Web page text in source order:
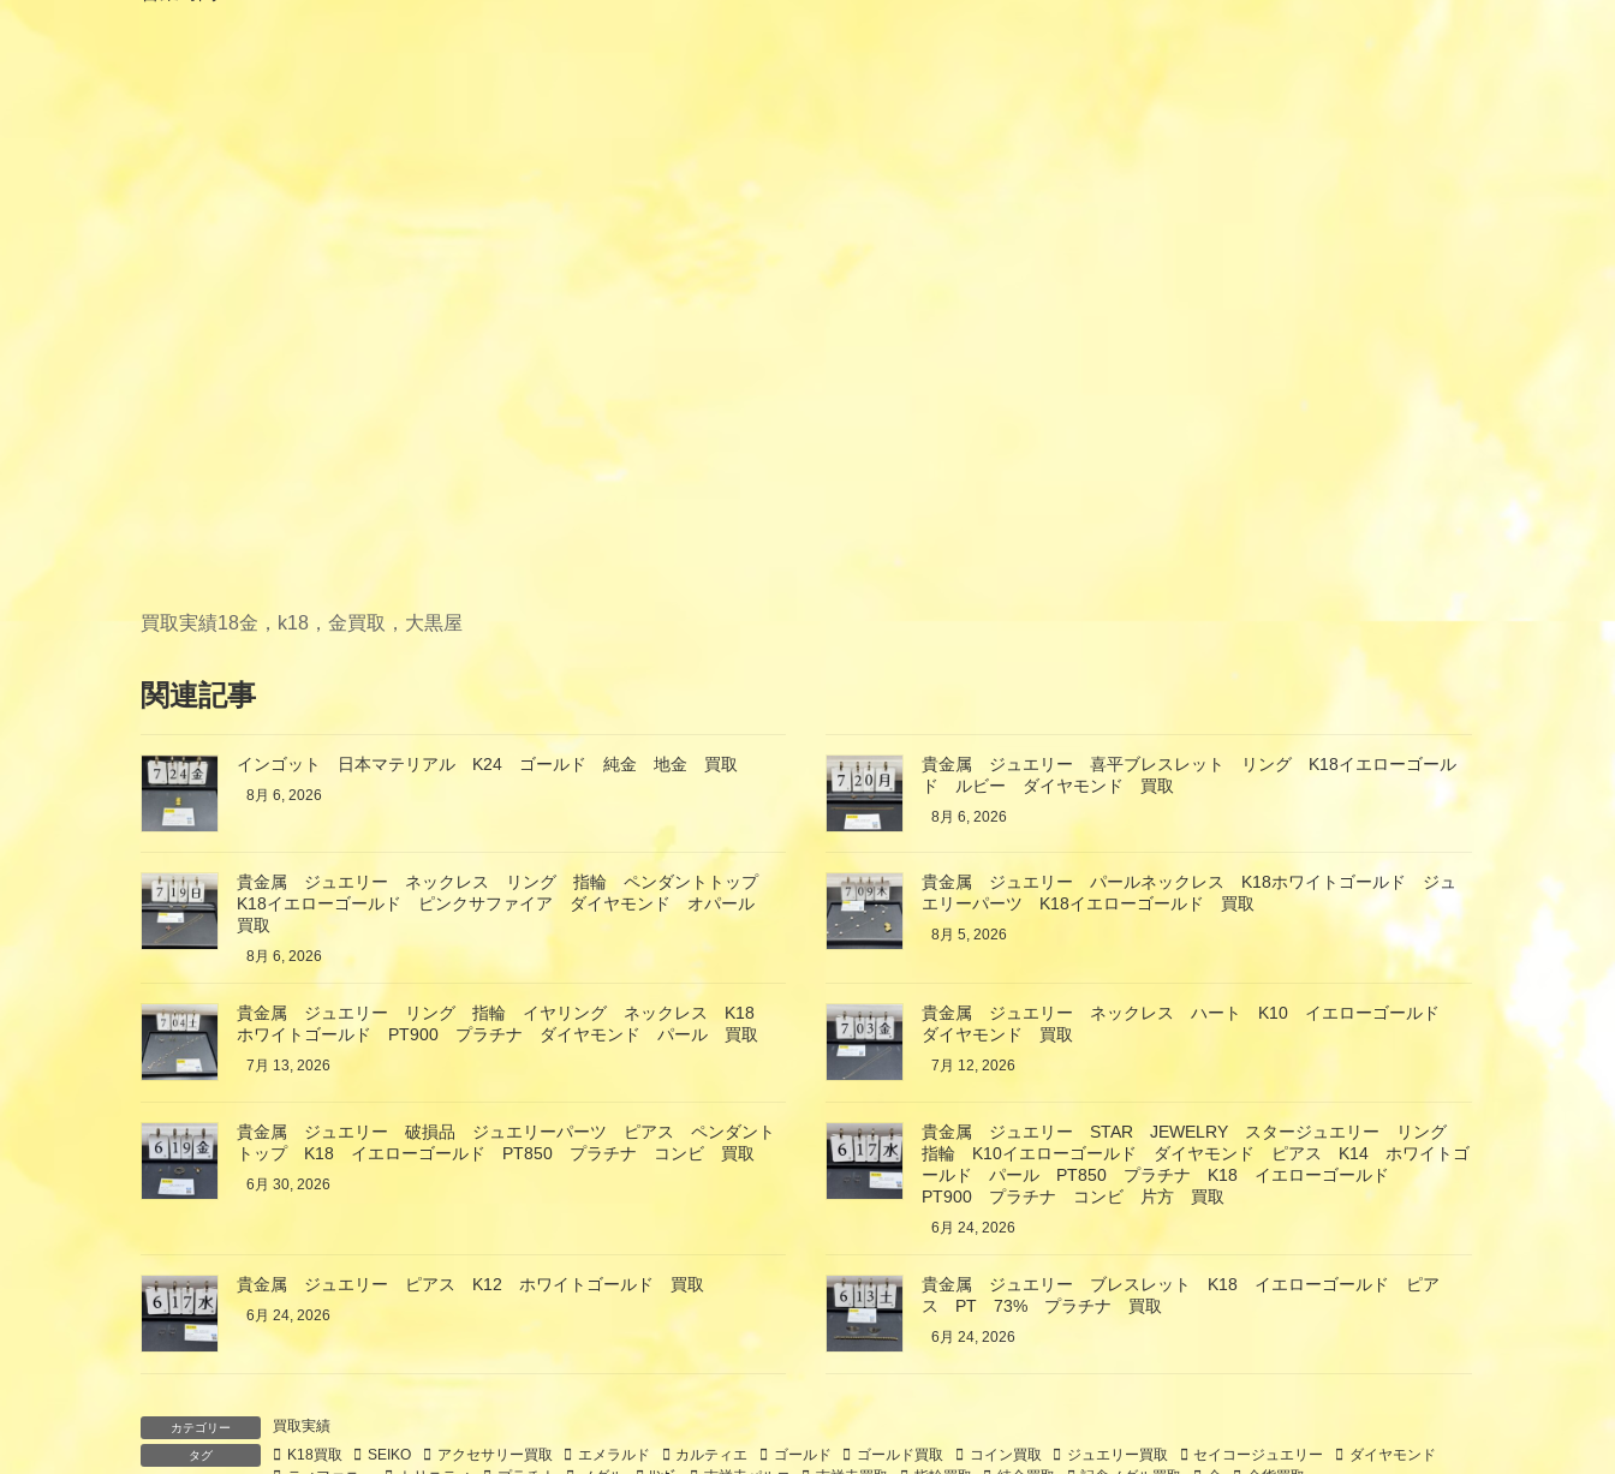
買取実績18金，k18，金買取，大黒屋
関連記事
インゴット 日本マテリアル K24 ゴールド 純金 地金 買取
8月 6, 2026
貴金属 ジュエリー 喜平ブレスレット リング K18イエローゴール
ド ルビー ダイヤモンド 買取
8月 6, 2026
貴金属 ジュエリー ネックレス リング 指輪 ペンダントトップ
K18イエローゴールド ピンクサファイア ダイヤモンド オパール
買取
8月 6, 2026
貴金属 ジュエリー パールネックレス K18ホワイトゴールド ジュ
エリーパーツ K18イエローゴールド 買取
8月 5, 2026
貴金属 ジュエリー リング 指輪 イヤリング ネックレス K18
ホワイトゴールド PT900 プラチナ ダイヤモンド パール 買取
7月 13, 2026
貴金属 ジュエリー ネックレス ハート K10 イエローゴールド
ダイヤモンド 買取
7月 12, 2026
貴金属 ジュエリー 破損品 ジュエリーパーツ ピアス ペンダント
トップ K18 イエローゴールド PT850 プラチナ コンビ 買取
6月 30, 2026
貴金属 ジュエリー STAR JEWELRY スタージュエリー リング
指輪 K10イエローゴールド ダイヤモンド ピアス K14 ホワイトゴ
ールド パール PT850 プラチナ K18 イエローゴールド
PT900 プラチナ コンビ 片方 買取
6月 24, 2026
貴金属 ジュエリー ピアス K12 ホワイトゴールド 買取
6月 24, 2026
貴金属 ジュエリー ブレスレット K18 イエローゴールド ピア
ス PT 73% プラチナ 買取
6月 24, 2026
カテゴリー 買取実績
タグ K18買取 SEIKO アクセサリー買取 エメラルド カルティエ ゴールド ゴールド買取 コイン買取 ジュエリー買取 セイコージュエリー
ダイヤモンド